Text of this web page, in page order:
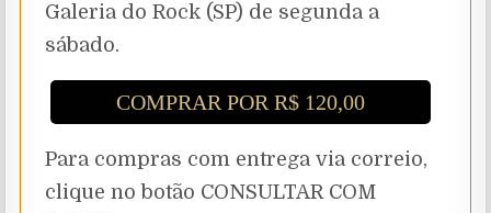
Galeria do Rock (SP) de segunda a
sábado.
COMPRAR POR R$ 120,00
Para compras com entrega via correio,
clique no botão CONSULTAR COM